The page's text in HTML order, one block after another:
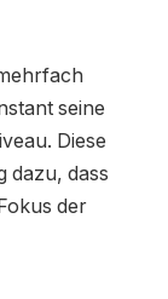
seine
Diese
dazu, dass
der